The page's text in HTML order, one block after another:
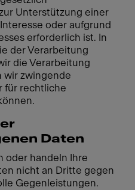
Unterstützung einer
oder aufgrund
erforderlich ist. In
der Verarbeitung
die Verarbeitung
wir zwingende
für rechtliche
Daten
oder handeln Ihre
nicht an Dritte gegen
Gegenleistungen.